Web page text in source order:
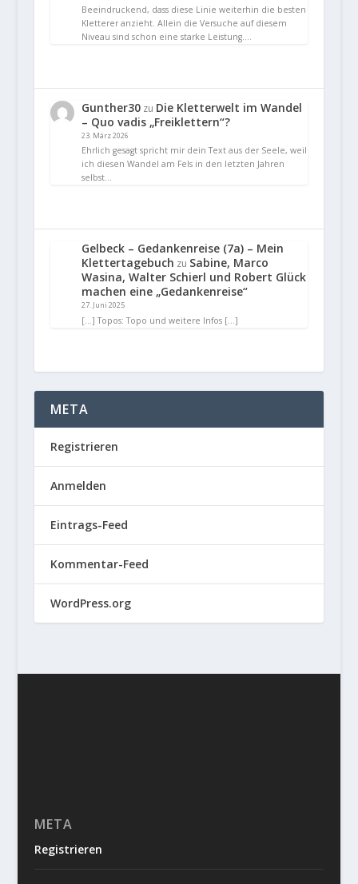
Beeindruckend, dass diese Linie weiterhin die besten
Kletterer anzieht. Allein die Versuche auf diesem
Niveau sind schon eine starke Leistung.…
Gunther30zu Die Kletterwelt im Wandel
– Quo vadis „Freiklettern“?
23. März 2026
Ehrlich gesagt spricht mir dein Text aus der Seele, weil
ich diesen Wandel am Fels in den letzten Jahren
selbst…
Gelbeck – Gedankenreise (7a) – Mein
Klettertagebuch zu Sabine, Marco
Wasina, Walter Schierl und Robert Glück
machen eine „Gedankenreise“
27. Juni 2025
[…] Topos: Topo und weitere Infos […]
META
Registrieren
Anmelden
Eintrags-Feed
Kommentar-Feed
WordPress.org
META
Registrieren